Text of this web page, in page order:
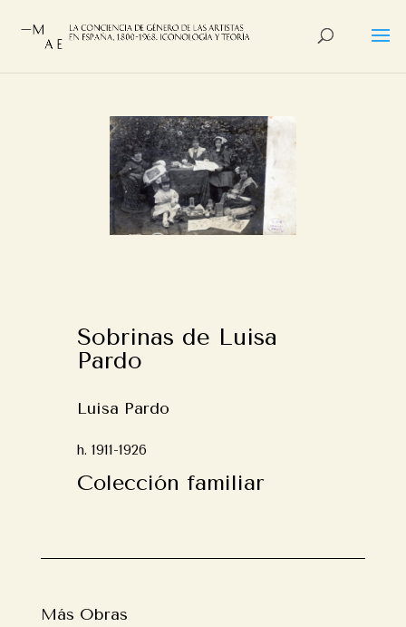
Sobrinas de Luisa
Pardo
Luisa Pardo
h. 1911-1926
Colección familiar
Más Obras